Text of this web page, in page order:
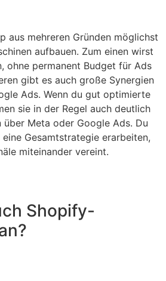
aus mehreren Gründen möglichst
aufbauen. Zum einen wirst
ohne permanent Budget für Ads
gibt es auch große Synergien
Ads. Wenn du gut optimierte
sie in der Regel auch deutlich
über Meta oder Google Ads. Du
Gesamtstrategie erarbeiten,
miteinander vereint.
Shopify-